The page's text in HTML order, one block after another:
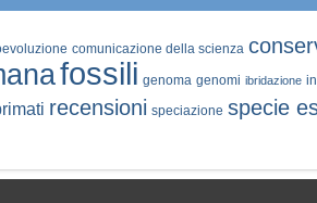
comunicazione della scienza
fossili genoma genomi ibridazione
recensioni speciazione specie